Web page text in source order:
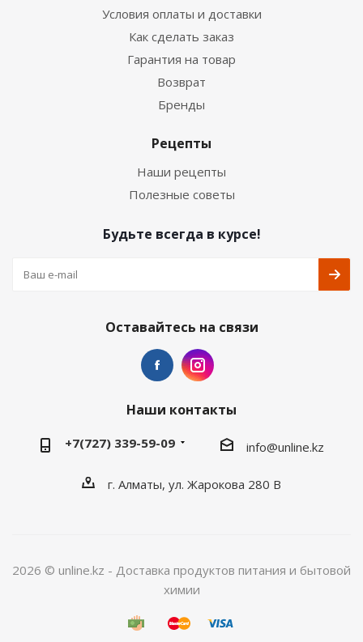
Условия оплаты и доставки
Как сделать заказ
Гарантия на товар
Возврат
Бренды
Рецепты
Наши рецепты
Полезные советы
Будьте всегда в курсе!
Оставайтесь на связи
Наши контакты
+7(727) 339-59-09 info@unline.kz
г. Алматы, ул. Жарокова 280 В
2026 © unline.kz - Доставка продуктов питания и бытовой
химии